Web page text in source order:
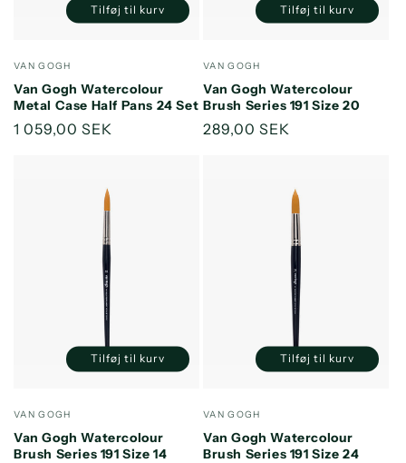
Forhandler:
VAN GOGH
Van Gogh Watercolour
Metal Case Half Pans 24 Set
Normalpris
1 059,00 SEK
Reducer
Title
Øg
Title
Tilføj til kurv
Forhandler:
VAN GOGH
Van Gogh Watercolour
Brush Series 191 Size 20
Normalpris
289,00 SEK
Reducer
Title
Øg
Title
Tilføj til kurv
Forhandler:
VAN GOGH
Van Gogh Watercolour
Brush Series 191 Size 14
Reducer
Default
Title
Øg
Title
Tilføj til kurv
Forhandler:
VAN GOGH
Van Gogh Watercolour
Brush Series 191 Size 24
Reducer
Default
Title
Øg
Title
Tilføj til kurv